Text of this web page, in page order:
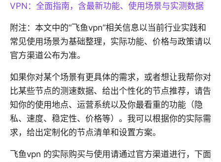
VPN：全面指南，含最新功能、使用场景与实测数据
附注：本文中的“飞鱼vpn”相关信息以当前行业实践和
常见使用场景为基础整理，实际功能、价格与政策请以
官方渠道公布为准。
如果你对某个场景有更具体的需求，或者想让我帮你对
比某些节点的测速数据、给出个性化的节点推荐，请告
知你的使用地点、运营系统以及你最看重的功能（隐
私、速度、稳定性、价格等）。我可以根据你的实际需
求，给出定制化的节点清单和设置方案。
飞鱼vpn 的实际购买与使用请通过官方渠道进行，下面